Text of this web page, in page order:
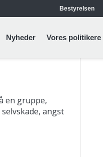
Bestyrelsen
Nyheder Vores politikere
en gruppe,
angst